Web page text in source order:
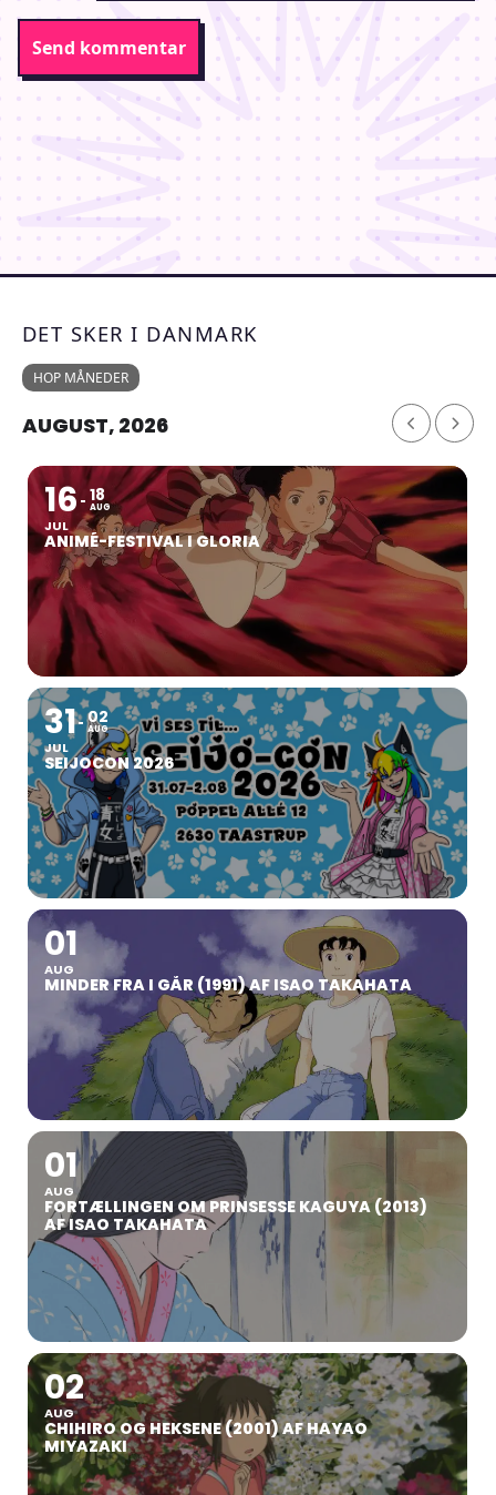
DET SKER I DANMARK
HOP MÅNEDER
AUGUST, 2026
16
JUL
18
AUG
ANIMÉ-FESTIVAL I GLORIA
31
JUL
02
AUG
SEIJOCON 2026
01
AUG
MINDER FRA I GÅR (1991) AF ISAO TAKAHATA
01
AUG
FORTÆLLINGEN OM PRINSESSE KAGUYA (2013)
AF ISAO TAKAHATA
02
AUG
CHIHIRO OG HEKSENE (2001) AF HAYAO
MIYAZAKI